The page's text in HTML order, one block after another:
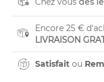
Encore 25 €
LIVRAISON
Satisfait ou